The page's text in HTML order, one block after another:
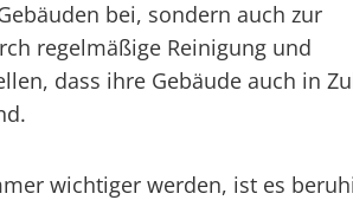
bei, sondern auch zur
regelmäßige Reinigung und
dass ihre Gebäude auch in
wichtiger werden, ist es